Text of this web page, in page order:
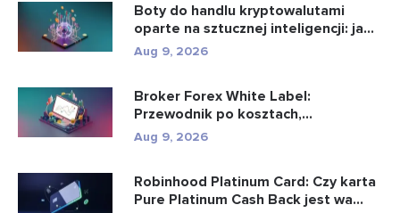
Boty do handlu kryptowalutami
oparte na sztucznej inteligencji: ja...
Aug 9, 2026
Broker Forex White Label:
Przewodnik po kosztach,
konfiguracji i u...
Aug 9, 2026
Robinhood Platinum Card: Czy karta
Pure Platinum Cash Back jest wa...